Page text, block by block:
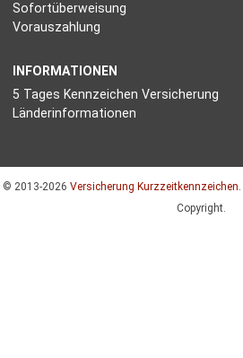
Sofortüberweisung
Vorauszahlung
INFORMATIONEN
5 Tages Kennzeichen Versicherung
Länderinformationen
© 2013-2026 Versicherung Kurzzeitkennzeichen.
Copyright.